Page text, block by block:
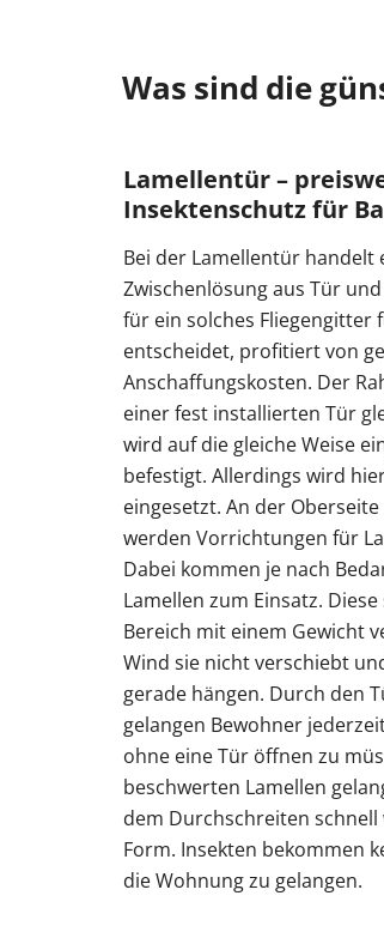
Was sind die
Lamellentür –
Insektenschutz für
Bei der Lamellentür handelt
Zwischenlösung aus Tür
für ein solches Fliegengitter
entscheidet, profitiert von
Anschaffungskosten. Der
einer fest installierten Tür
wird auf die gleiche Weise
befestigt. Allerdings wird
eingesetzt. An der
werden Vorrichtungen für
Dabei kommen je nach
Lamellen zum Einsatz.
Bereich mit einem Gewicht
Wind sie nicht verschiebt
gerade hängen. Durch den
gelangen Bewohner
ohne eine Tür öffnen zu
beschwerten Lamellen
dem Durchschreiten
Form. Insekten bekommen
die Wohnung zu gelangen.